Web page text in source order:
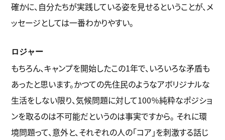
確かに、自分たちが実践している姿を見せるということが、メ
ッセージとしては一番わかりやすい。
ロジャー
もちろん、キャンプを開始したこの1年で、いろいろな矛盾も
あったと思います。かつての先住民のようなアボリジナルな
生活をしない限り、気候問題に対して100％純粋なポジショ
ンを取るのは不可能だというのは事実ですから。 それに環
境問題って、意外と、それぞれの人の「コア」を刺激する話じ